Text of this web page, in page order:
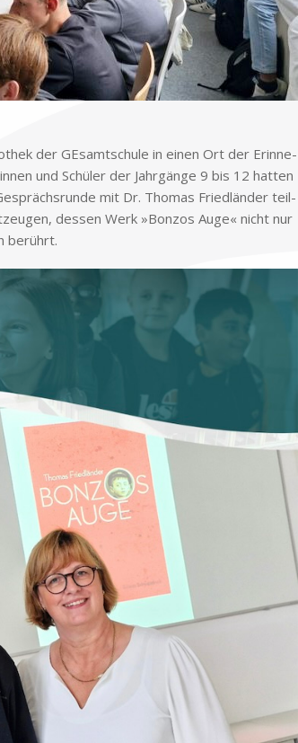
der GE­samt­schu­le in ei­nen Ort der Er­in­ne­
und Schü­ler der Jahr­gän­ge 9 bis 12 hat­ten
mit Dr. Tho­mas Fried­län­der teil­
des­sen Werk »Bon­zos Auge« nicht nur
be­rührt.